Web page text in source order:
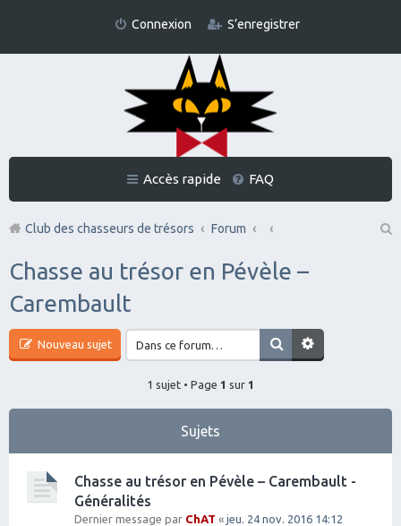
Connexion S’enregistrer
Accès rapide FAQ
Club des chasseurs de trésors
Forum
Chasse au trésor en Pévèle –
Carembault
Nouveau sujet
1 sujet • Page 1 sur 1
Sujets
Chasse au trésor en Pévèle – Carembault -
Généralités
Dernier message par ChAT « jeu. 24 nov. 2016 14:12